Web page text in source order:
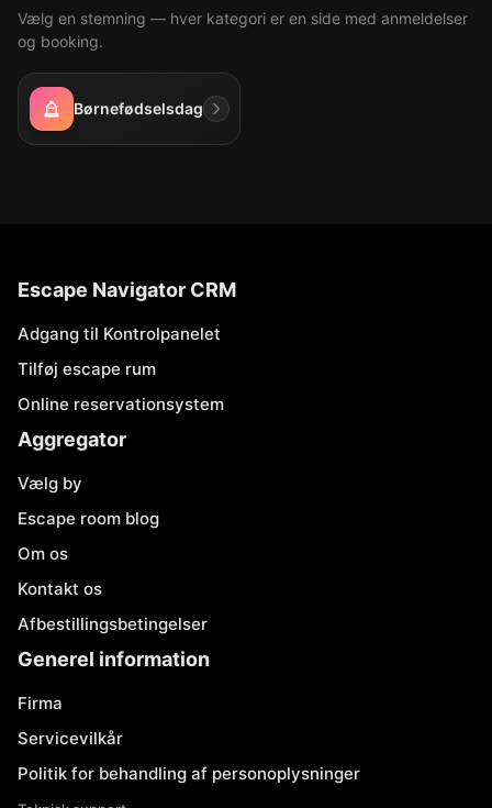
Vælg en stemning — hver kategori er en side med anmeldelser
og booking.
Børnefødselsdag
Escape Navigator CRM
Adgang til Kontrolpanelet
Tilføj escape rum
Online reservationsystem
Aggregator
Vælg by
Escape room blog
Om os
Kontakt os
Afbestillingsbetingelser
Generel information
Firma
Servicevilkår
Politik for behandling af personoplysninger